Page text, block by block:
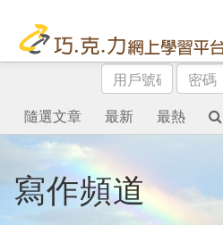
用
戶
號
碼
密
碼
隨選文章
最新 最熱
寫作頻道